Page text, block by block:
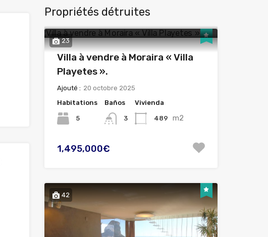
Propriétés détruites
23
Villa à vendre à Moraira « Villa
Playetes ».
Ajouté : 20 octobre 2025
Habitations
5
Baños
3
Vivienda
489 m2
1,495,000€
42